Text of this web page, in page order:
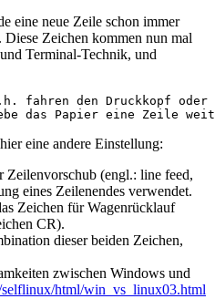
eine neue Zeile schon immer
Zeichen kommen nun mal
Terminal-Technik, und
fahren den Druckkopf oder
das Papier eine Zeile
eine andere Einstellung:
(engl.: line feed,
eines Zeilenendes verwendet.
Zeichen für Wagenrücklauf
CR).
dieser beiden Zeichen,
zwischen Windows und
html/win_vs_linux03.html